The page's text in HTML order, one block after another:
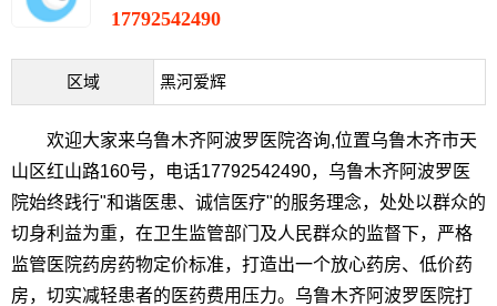
17792542490
区域 黑河爱辉
欢迎大家来乌鲁木齐阿波罗医院咨询,位置乌鲁木齐市天
山区红山路160号，电话17792542490，乌鲁木齐阿波罗医
院始终践行"和谐医患、诚信医疗"的服务理念，处处以群众的
切身利益为重，在卫生监管部门及人民群众的监督下，严格
监管医院药房药物定价标准，打造出一个放心药房、低价药
房，切实减轻患者的医药费用压力。乌鲁木齐阿波罗医院打